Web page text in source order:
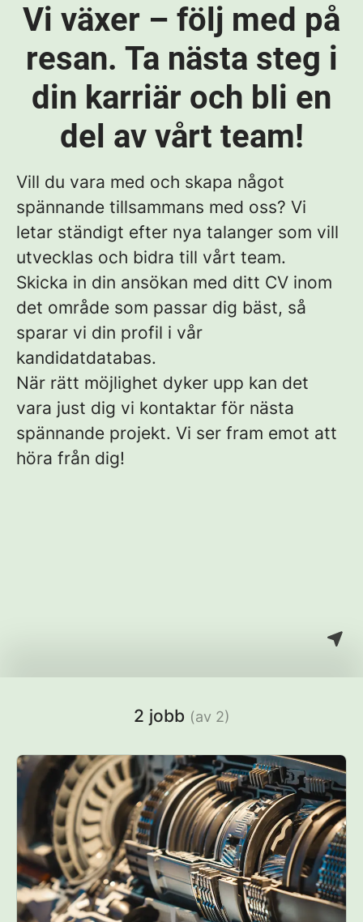
Vi växer – följ med på
resan. Ta nästa steg i
din karriär och bli en
del av vårt team!
Vill du vara med och skapa något
spännande tillsammans med oss? Vi
letar ständigt efter nya talanger som vill
utvecklas och bidra till vårt team.
Skicka in din ansökan med ditt CV inom
det område som passar dig bäst, så
sparar vi din profil i vår
kandidatdatabas.
När rätt möjlighet dyker upp kan det
vara just dig vi kontaktar för nästa
spännande projekt. Vi ser fram emot att
höra från dig!
2 jobb (av 2)